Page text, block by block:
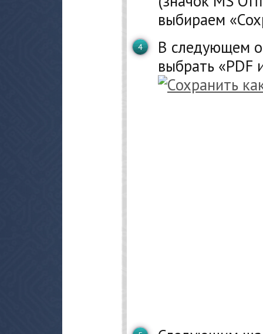
выбираем
В следующем
выбрать «PDF